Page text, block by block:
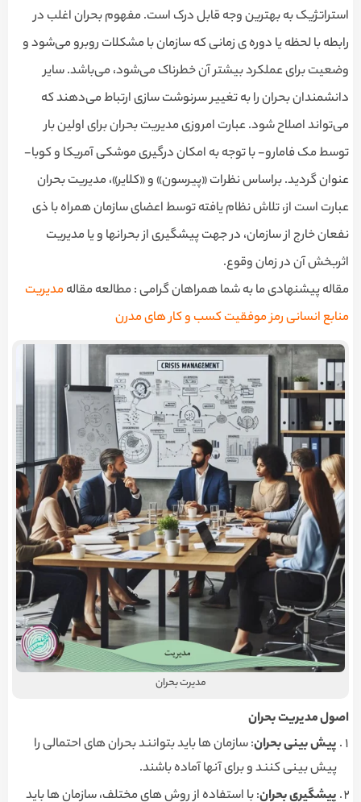
استراتژیک به بهترین وجه قابل درک است. مفهوم بحران اغلب در
رابطه با لحظه یا دوره ی زمانی که سازمان با مشکلات روبرو می‌شود و
وضعیت برای عملکرد بیشتر آن خطرناک می‌شود، می‌باشد. سایر
دانشمندان بحران را به تغییر سرنوشت سازی ارتباط می‌دهند که
می‌تواند اصلاح شود. عبارت امروزی مدیریت بحران برای اولین بار
توسط مک فامارو- با توجه به امکان درگیری موشکی آمریکا و کوبا-
عنوان گردید. براساس نظرات «پیرسون» و «کلایر»، مدیریت بحران
عبارت است از، تلاش نظام یافته توسط اعضای سازمان همراه با ذی
نفعان خارج از سازمان، در جهت پیشگیری از بحرانها و یا مدیریت
اثربخش آن در زمان وقوع.
مقاله پیشنهادی ما به شما همراهان گرامی : مطالعه مقالهمدیریت
منابع انسانی رمز موفقیت کسب و کار های مدرن
مدیرت بحران
اصول مدیریت بحران
پیش بینی بحران: سازمان ها باید بتوانند بحران های احتمالی را
پیش بینی کنند و برای آنها آماده باشند.
پیشگیری بحران: با استفاده از روش های مختلف، سازمان ها باید